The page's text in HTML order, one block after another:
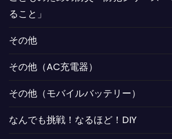
ること」
その他
その他（AC充電器）
その他（モバイルバッテリー）
なんでも挑戦！なるほど！DIY